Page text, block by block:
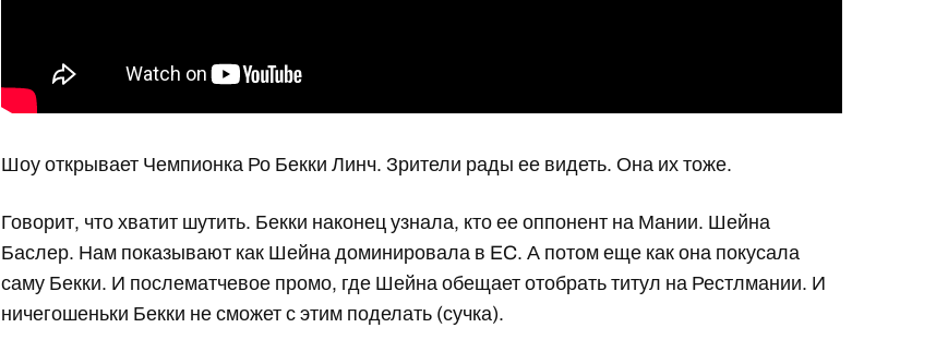
Шоу открывает Чемпионка Ро Бекки Линч. Зрители рады ее видеть. Она их тоже.
Говорит, что хватит шутить. Бекки наконец узнала, кто ее оппонент на Мании. Шейна
Баслер. Нам показывают как Шейна доминировала в EC. А потом еще как она покусала
саму Бекки. И послематчевое промо, где Шейна обещает отобрать титул на Рестлмании. И
ничегошеньки Бекки не сможет с этим поделать (сучка).